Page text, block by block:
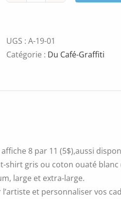
Photographie
UGS : A-19-01
Catégorie : Du Café-Graffiti
8 par 11 (5$),aussi
shirt gris ou coton ouaté
large et extra-large.
et personnaliser vos